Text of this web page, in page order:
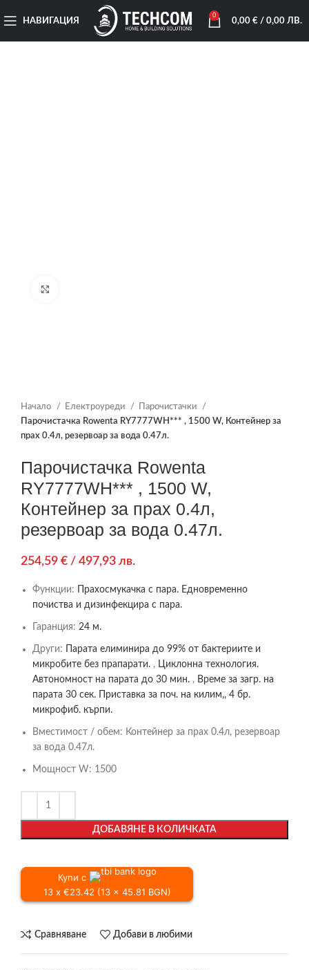
НАВИГАЦИЯ
0
0,00 €/ 0,00 ЛВ.
Начало Електроуреди
Парочистачки
Парочистачка Rowenta RY7777WH*** , 1500 W, Контейнер за
прах 0.4л, резервоар за вода 0.47л.
Парочистачка Rowenta
RY7777WH*** , 1500 W,
Контейнер за прах 0.4л,
резервоар за вода 0.47л.
254,59 € / 497,93 лв.
Функции:
Прахосмукачка с пара. Едновременно
почиства и дизинфекцира с пара.
Гаранция: 24 м.
Други:
Парата елиминира до 99% от бактериите и
микробите без прапарати. , Циклонна технология.
Автономност на парата до 30 мин. , Време за загр. на
парата 30 сек. Приставка за поч. на килим,, 4 бр.
микрофиб. кърпи.
Вместимост / обем: Контейнер за прах 0.4л, резервоар
за вода 0.47л.
Мощност W: 1500
ДОБАВЯНЕ В КОЛИЧКАТА
Купи с
13 x €23.42 (13 x 45.81 BGN)
Сравняване Добави в любими